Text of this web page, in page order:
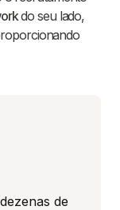
do seu lado,
de